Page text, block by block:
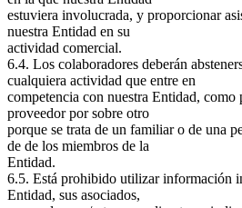
estuviera involucrada, y proporcionar
nuestra Entidad en su
actividad comercial.
6.4. Los colaboradores deberán
cualquiera actividad que entre en
competencia con nuestra Entidad,
proveedor por sobre otro
porque se trata de un familiar o de una
de de los miembros de la
Entidad.
6.5. Está prohibido utilizar información
Entidad, sus asociados,